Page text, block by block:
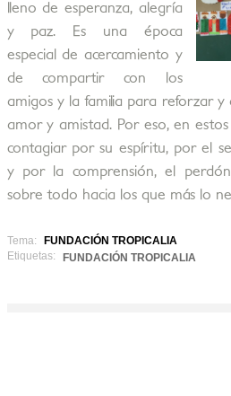
lleno de esperanza, alegría
y paz. Es una época
especial de acercamiento y
de compartir con los
amigos y la familia para reforzar y
amor y amistad. Por eso, en
contagiar por su espíritu, por el
y por la comprensión, el
sobre todo hacia los que más lo
Tema:
FUNDACIÓN TROPICALIA
Etiquetas:
FUNDACIÓN TROPICALIA